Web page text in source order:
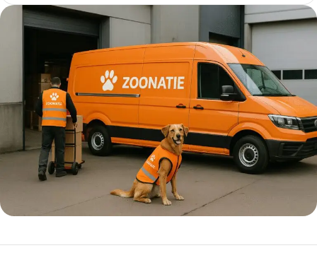
5% korting met code